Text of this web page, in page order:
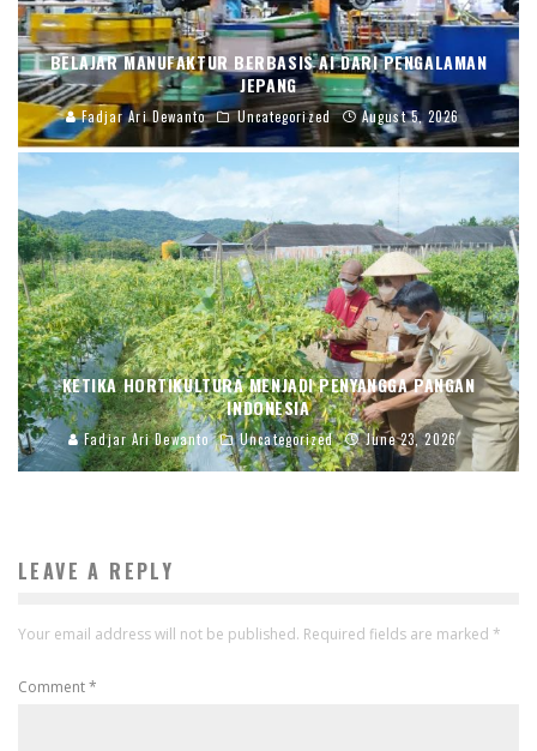
BELAJAR MANUFAKTUR BERBASIS AI DARI PENGALAMAN
JEPANG
Fadjar Ari Dewanto Uncategorized August 5, 2026
KETIKA HORTIKULTURA MENJADI PENYANGGA PANGAN
INDONESIA
Fadjar Ari Dewanto Uncategorized June 23, 2026
LEAVE A REPLY
Your email address will not be published. Required fields are marked *
Comment*